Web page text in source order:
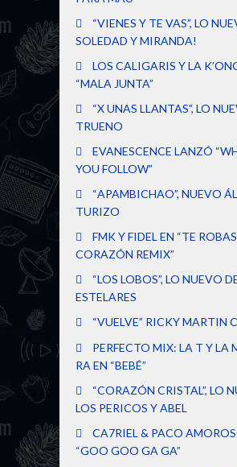
“VIENES Y TE VAS”, LO
SOLEDAD Y MIRANDA!
LOS CALIGARIS Y LA
“MALA JUNTA”
“X UNAS LLANTAS”, LO
TRUENO
EVANESCENCE LANZÓ
YOU FOLLOW”
“APAMBICHAO”, NUEVO
TURIZO
FMK Y FIDEL EN “TE
CORAZÓN REMIX”
“LOS LOBOS”, LO NUEVO
ESTELARES
“VUELVE” RICKY MARTIN
PERFECTO MIX: LA T Y LA
RA EN “BEBÉ”
“CORAZÓN CRISTAL”, LO
LOS PERICOS Y ABEL
CA7RIEL & PACO
“GOO GOO GA GA”